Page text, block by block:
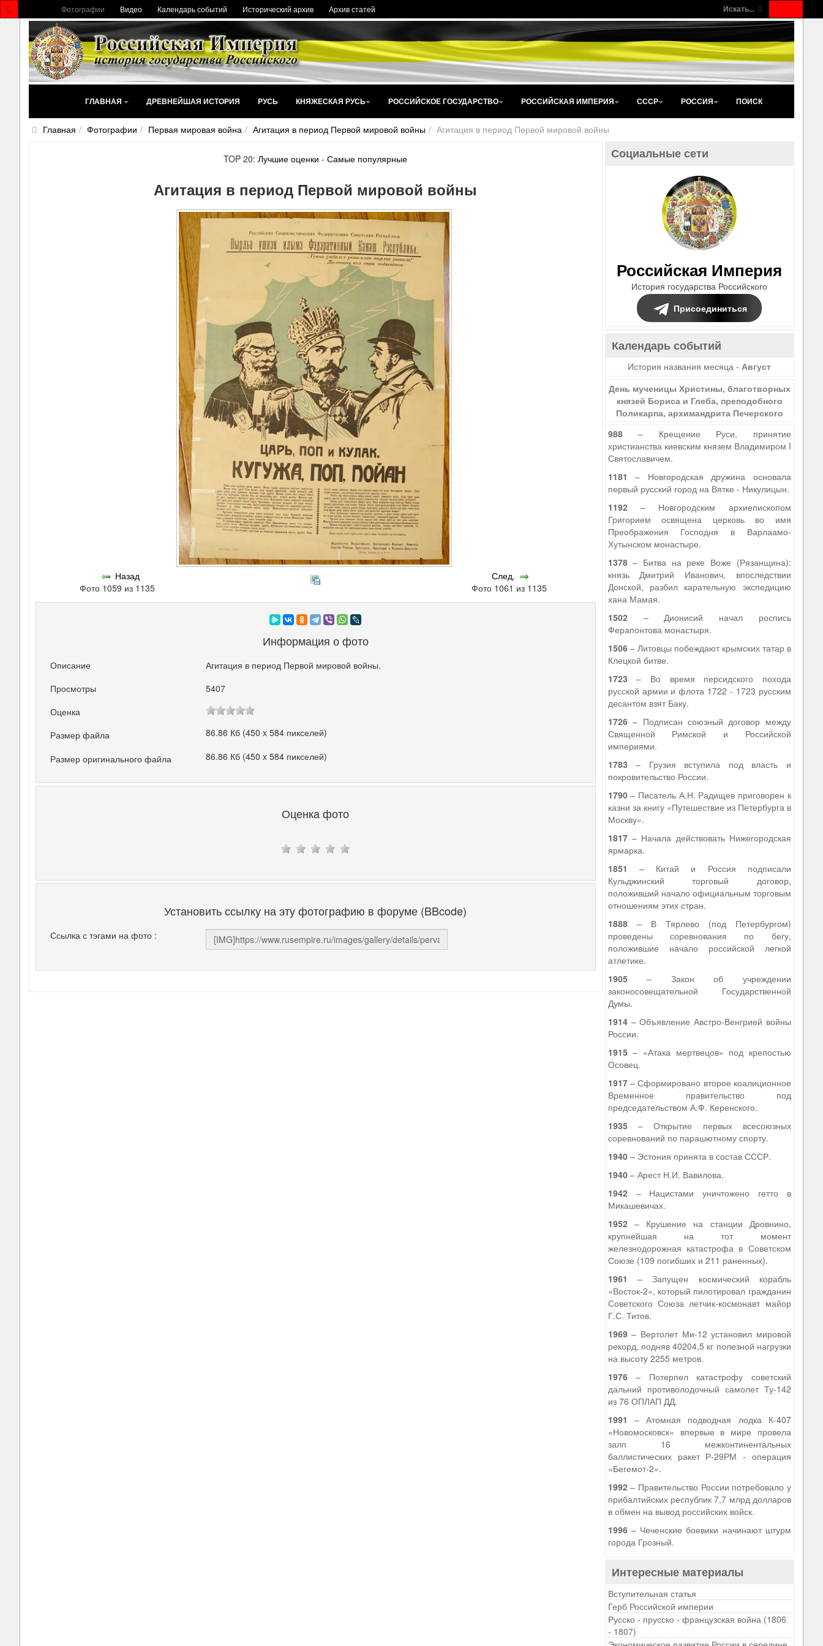
Искать...
Фотографии Видео Календарь событий Исторический архив Архив статей
ГЛАВНАЯ ДРЕВНЕЙШАЯ ИСТОРИЯ РУСЬ КНЯЖЕСКАЯ РУСЬ РОССИЙСКОЕ ГОСУДАРСТВО РОССИЙСКАЯ ИМПЕРИЯ СССР РОССИЯ ПОИСК
Главная Фотографии Первая мировая война Агитация в период Первой мировой войны Агитация в период Первой мировой войны
TOP 20:Лучшие оценки -Самые популярные
Агитация в период Первой мировой войны
Назад
Фото 1059 из 1135
След.
Фото 1061 из 1135
Информация о фото
Описание
Агитация в период Первой мировой войны.
Просмотры
5407
Оценка
Размер файла
86.86 Кб (450 x 584 пикселей)
Размер оригинального файла 86.86 Кб (450 x 584 пикселей)
Оценка фото
Установить ссылку на эту фотографию в форуме (BBcode)
Ссылка с тэгами на фото :
Социальные сети
Российская Империя
История государства Российского
Присоединиться
Календарь событий
История названия месяца -Август
День мученицы Христины, благотворных
князей Бориса и Глеба, преподобного
Поликарпа, архимандрита Печерского
988– Крещение Руси, принятие
христианства киевским князем Владимиром I
Святославичем.
1181 – Новгородская дружина основала
первый русский город на Вятке - Никулицын.
1192– Новгородским архиепископом
Григорием освящена церковь во имя
Преображения Господня в Варлаамо-
Хутынском монастыре.
1378– Битва на реке Воже (Рязанщина):
князь Дмитрий Иванович, впоследствии
Донской, разбил карательную экспедицию
хана Мамая.
1502– Дионисий начал роспись
Ферапонтова монастыря.
1506– Литовцы побеждают крымских татар в
Клецкой битве.
1723 – Во время персидского похода
русской армии и флота 1722 - 1723 русским
десантом взят Баку.
1726– Подписан союзный договор между
Священной Римской и Российской
империями.
1783 – Грузия вступила под власть и
покровительство России.
1790– Писатель А.Н. Радищев приговорен к
казни за книгу «Путешествие из Петербурга в
Москву».
1817– Начала действовать Нижегородская
ярмарка.
1851 – Китай и Россия подписали
Кульджинский торговый договор,
положивший начало официальным торговым
отношениям этих стран.
1888– В Тярлево (под Петербургом)
проведены соревнования по бегу,
положившие начало российской легкой
атлетике.
1905– Закон об учреждении
законосовещательной Государственной
Думы.
1914– Объявление Австро-Венгрией войны
России.
1915– «Атака мертвецов» под крепостью
Осовец.
1917– Сформировано второе коалиционное
Временное правительство под
председательством А.Ф. Керенского.
1935– Открытие первых всесоюзных
соревнований по парашютному спорту.
1940– Эстония принята в состав СССР.
1940– Арест Н.И. Вавилова.
1942– Нацистами уничтожено гетто в
Микашевичах.
1952– Крушение на станции Дровнино,
крупнейшая на тот момент
железнодорожная катастрофа в Советском
Союзе (109 погибших и 211 раненных).
1961 – Запущен космический корабль
«Восток-2», который пилотировал гражданин
Советского Союза летчик-космонавт майор
Г.С. Титов.
1969– Вертолет Ми-12 установил мировой
рекорд, подняв 40204,5 кг полезной нагрузки
на высоту 2255 метров.
1976– Потерпел катастрофу советский
дальний противолодочный самолет Ту-142
из 76 ОПЛАП ДД.
1991 – Атомная подводная лодка К-407
«Новомосковск» впервые в мире провела
залп 16 межконтинентальных
баллистических ракет Р-29РМ - операция
«Бегемот-2».
1992– Правительство России потребовало у
прибалтийских республик 7,7 млрд долларов
в обмен на вывод российских войск.
1996– Чеченские боевики начинают штурм
города Грозный.
Интересные материалы
Вступительная статья
Герб Российской империи
Русско - прусско - французская война (1806
- 1807)